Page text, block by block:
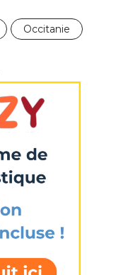
Occitanie